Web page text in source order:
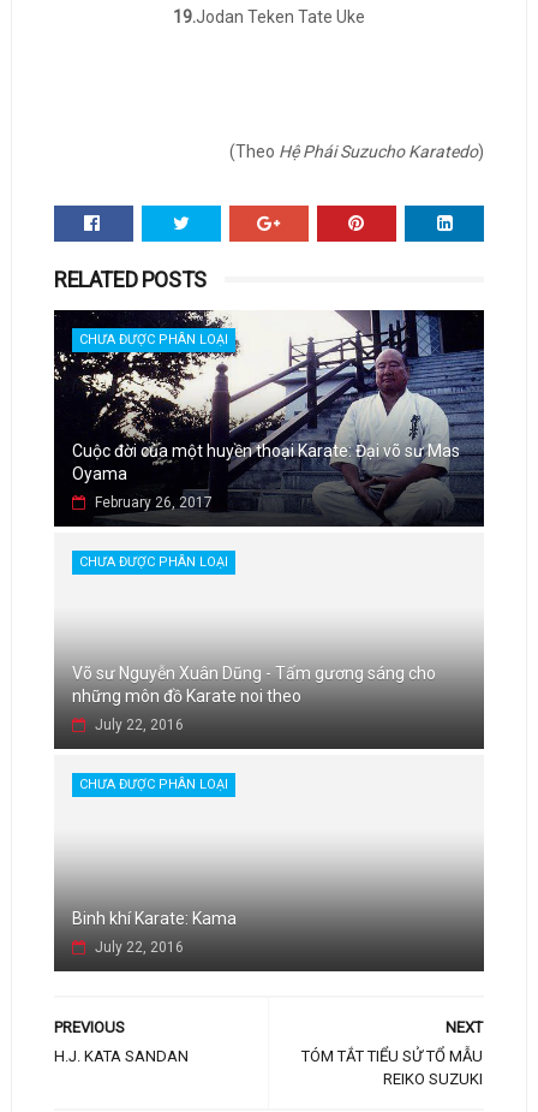
19.Jodan Teken Tate Uke
(Theo Hệ Phái Suzucho Karatedo)
RELATED POSTS
CHƯA ĐƯỢC PHÂN LOẠI
Cuộc đời của một huyền thoại Karate: Đại võ sư Mas
Oyama
February 26, 2017
CHƯA ĐƯỢC PHÂN LOẠI
Võ sư Nguyễn Xuân Dũng - Tấm gương sáng cho
những môn đồ Karate noi theo
July 22, 2016
CHƯA ĐƯỢC PHÂN LOẠI
Binh khí Karate: Kama
July 22, 2016
NEXT
TÓM TẮT TIỂU SỬ TỔ MẪU
REIKO SUZUKI
PREVIOUS
H.J. KATA SANDAN